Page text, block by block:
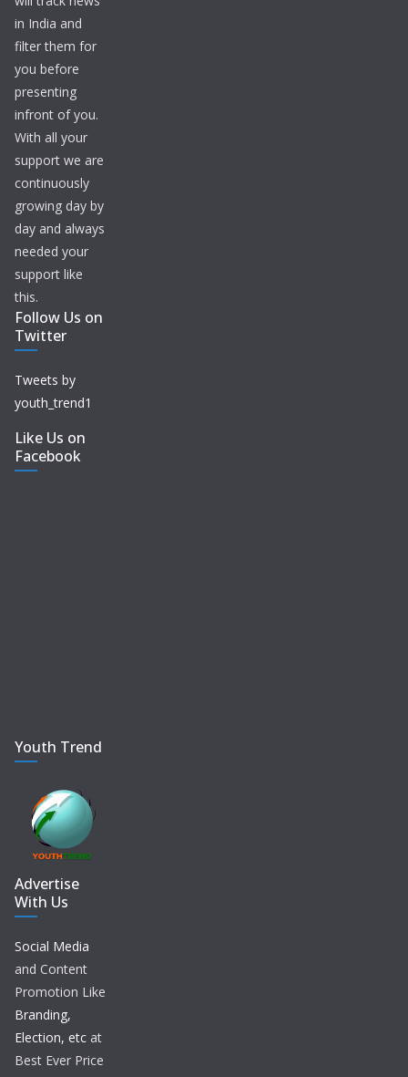
in India and
filter them for
you before
presenting
infront of you.
With all your
support we are
continuously
growing day by
day and always
needed your
support like
this.
Follow Us on
Twitter
Tweets by
youth_trend1
Like Us on
Facebook
Youth Trend
Advertise
With Us
Social Media
and Content
Promotion Like
Branding,
Election, etc at
Best Ever Price